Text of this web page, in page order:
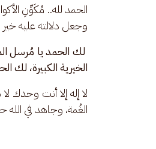
الحمد لله.. مُكَوِّنِ
وجعل دلالته عليه خير
لك الحمد يا مُرسل
الخيرية الكبيرة، لك
لا إله إلا أنت وحدك
الغُمة، وجاهد في الله